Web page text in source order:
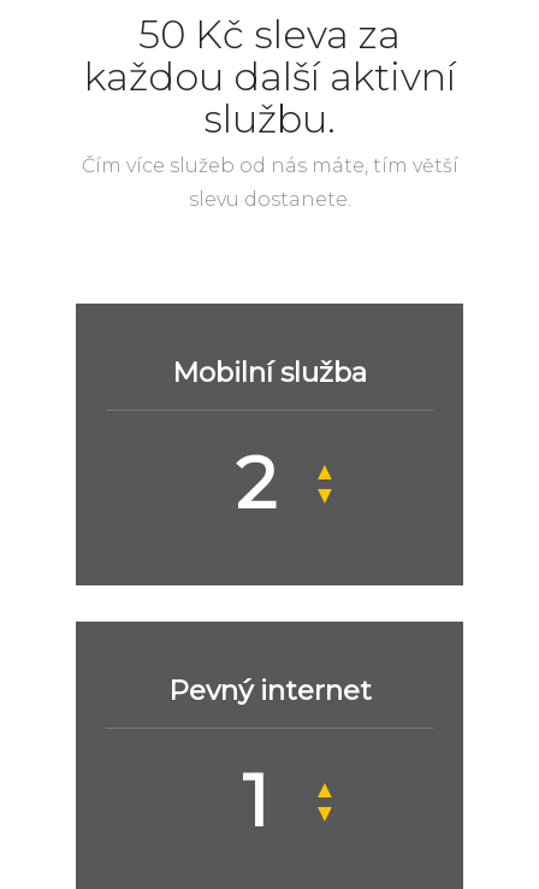
50 Kč sleva za
každou další aktivní
službu.
Čím více služeb od nás máte, tím větší
slevu dostanete.
Mobilní služba
▲
▼
Pevný internet
▲
▼